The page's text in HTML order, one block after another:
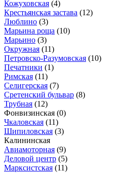
Кожуховская (4)
Крестьянская застава (12)
Люблино (3)
Марьина роща (10)
Марьино (3)
Окружная (11)
Петровско-Разумовская (10)
Печатники (1)
Римская (11)
Селигерская (7)
Сретенский бульвар (8)
Трубная (12)
Фонвизинская (0)
Чкаловская (11)
Шипиловская (3)
Калининская
Авиамоторная (9)
Деловой центр (5)
Марксистская (11)